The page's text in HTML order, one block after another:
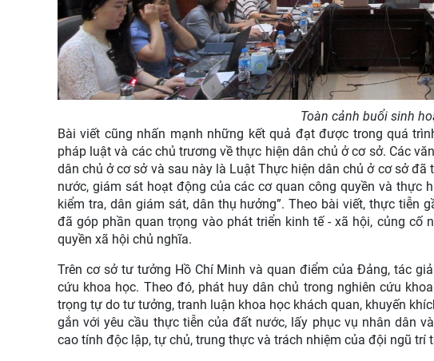
Toàn cảnh buổi sinh
Bài viết cũng nhấn mạnh những kết quả đạt được trong quá
pháp luật và các chủ trương về thực hiện dân chủ ở cơ sở. Các
dân chủ ở cơ sở và sau này là Luật Thực hiện dân chủ ở cơ sở
nước, giám sát hoạt động của các cơ quan công quyền và thực
kiểm tra, dân giám sát, dân thụ hưởng”. Theo bài viết, thực tiễn
đã góp phần quan trọng vào phát triển kinh tế - xã hội, củng cố
quyền xã hội chủ nghĩa.
Trên cơ sở tư tưởng Hồ Chí Minh và quan điểm của Đảng, tác
cứu khoa học. Theo đó, phát huy dân chủ trong nghiên cứu
trọng tự do tư tưởng, tranh luận khoa học khách quan, khuyến
gắn với yêu cầu thực tiễn của đất nước, lấy phục vụ nhân dân
cao tính độc lập, tự chủ, trung thực và trách nhiệm của đội ngũ trí